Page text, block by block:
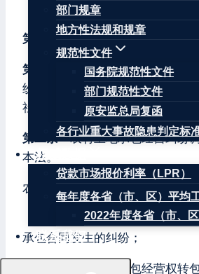
部门规章
地方性法规和规章
规范性文件
国务院规范性文件
部门规范性文件
原安监总局复函
各行业重大事故隐患判定标
权威数据
贷款市场报价利率（LPR）
每年度各省（市、区）平均
2022年度各省（市、
联系我们
委员会第九次会议通
第一章 总则
第一条
为了公正、及时解决农
纷，维护当事人的合法权益，促
社会稳定，制定本法。
第二条农村土地承包经营纠纷
本法。
农村土地承包经营纠纷包括：
（一）因订立、履行、变更、解
承包合同发生的纠纷；
（二）因农村土地承包经营权转